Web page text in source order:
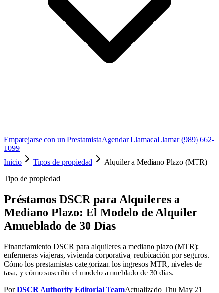
Emparejarse con un PrestamistaAgendar LlamadaLlamar (989) 662-
1099
Inicio
Tipos de propiedad
Alquiler a Mediano Plazo (MTR)
Tipo de propiedad
Préstamos DSCR para Alquileres a
Mediano Plazo: El Modelo de Alquiler
Amueblado de 30 Días
Financiamiento DSCR para alquileres a mediano plazo (MTR):
enfermeras viajeras, vivienda corporativa, reubicación por seguros.
Cómo los prestamistas categorizan los ingresos MTR, niveles de
tasa, y cómo suscribir el modelo amueblado de 30 días.
PorDSCR Authority Editorial TeamActualizado Thu May 21